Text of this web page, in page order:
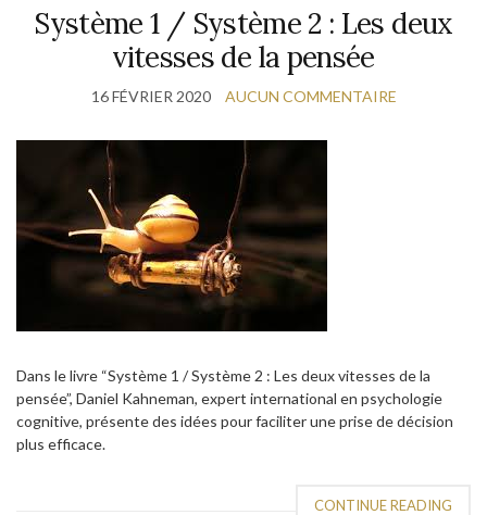
Système 1 / Système 2 : Les deux
vitesses de la pensée
16 FÉVRIER 2020 AUCUN COMMENTAIRE
Dans le livre “Système 1 / Système 2 : Les deux vitesses de la
pensée”, Daniel Kahneman, expert international en psychologie
cognitive, présente des idées pour faciliter une prise de décision
plus efficace.
CONTINUE READING